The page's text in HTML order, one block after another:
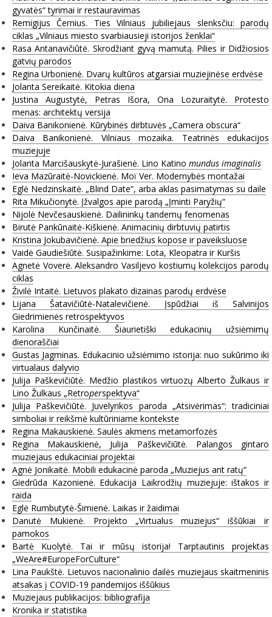
gyvatės“ tyrimai ir restauravimas
Remigijus Černius. Ties Vilniaus jubiliejaus slenksčiu: parodų
ciklas „Vilniaus miesto svarbiausieji istorijos ženklai“
Rasa Antanavičiūtė. Skrodžiant gyvą mamutą. Pilies ir Didžiosios
gatvių parodos
Regina Urbonienė. Dvarų kultūros atgarsiai muziejinėse erdvėse
Jolanta Sereikaitė. Kitokia diena
Justina Augustytė, Petras Išora, Ona Lozuraitytė. Protesto
menas: architektų versija
Daiva Banikonienė. Kūrybinės dirbtuvės „Camera obscura“
Daiva Banikonienė. Vilniaus mozaika. Teatrinės edukacijos
muziejuje
Jolanta Marcišauskytė-Jurašienė. Lino Katino mundus imaginalis
Ieva Mazūraitė-Novickienė. Moï Ver. Modernybės montažai
Eglė Nedzinskaitė. „Blind Date“, arba aklas pasimatymas su daile
Rita Mikučionytė. Įžvalgos apie parodą „Įminti Paryžių“
Nijolė Nevčesauskienė. Dailininkų tandemų fenomenas
Birutė Pankūnaitė-Kiškienė. Animacinių dirbtuvių patirtis
Kristina Jokubavičienė. Apie briedžius kopose ir paveiksluose
Vaidė Gaudiešiūtė. Susipažinkime: Lota, Kleopatra ir Kuršis
Agnetė Voverė. Aleksandro Vasiljevo kostiumų kolekcijos parodų
ciklas
Živilė Intaitė. Lietuvos plakato dizainas parodų erdvėse
Lijana Šatavičiūtė-Natalevičienė. Įspūdžiai iš Salvinijos
Giedrimienės retrospektyvos
Karolina Kunčinaitė. Šiaurietiški edukacinių užsiėmimų
dienoraščiai
Gustas Jagminas. Edukacinio užsiėmimo istorija: nuo sukūrimo iki
virtualaus dalyvio
Julija Paškevičiūtė. Medžio plastikos virtuozų Alberto Žulkaus ir
Lino Žulkaus „Retroperspektyva“
Julija Paškevičiūtė. Juvelyrikos paroda „Atsivėrimas“: tradiciniai
simboliai ir reikšmė kultūriniame kontekste
Regina Makauskienė. Saulės akmens metamorfozės
Regina Makauskienė, Julija Paškevičiūtė. Palangos gintaro
muziejaus edukaciniai projektai
Agnė Jonikaitė. Mobili edukacinė paroda „Muziejus ant ratų“
Giedrūda Kazonienė. Edukacija Laikrodžių muziejuje: ištakos ir
raida
Eglė Rumbutytė-Šimienė. Laikas ir žaidimai
Danutė Mukienė. Projekto „Virtualus muziejus“ iššūkiai ir
pamokos
Bartė Kuolytė. Tai ir mūsų istorija! Tarptautinis projektas
„WeAre#EuropeForCulture“
Lina Paukštė. Lietuvos nacionalinio dailės muziejaus skaitmeninis
atsakas į COVID-19 pandemijos iššūkius
Muziejaus publikacijos: bibliografija
Kronika ir statistika